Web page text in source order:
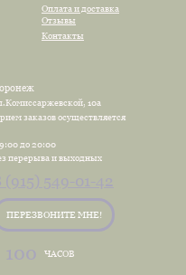
ПЕРЕЗВОНИТЕ МНЕ!
Контакты
Отзывы
Оплата и доставка
ЧАСОВ
заказов осуществляется
до 20:00
перерыва и выходных
10а